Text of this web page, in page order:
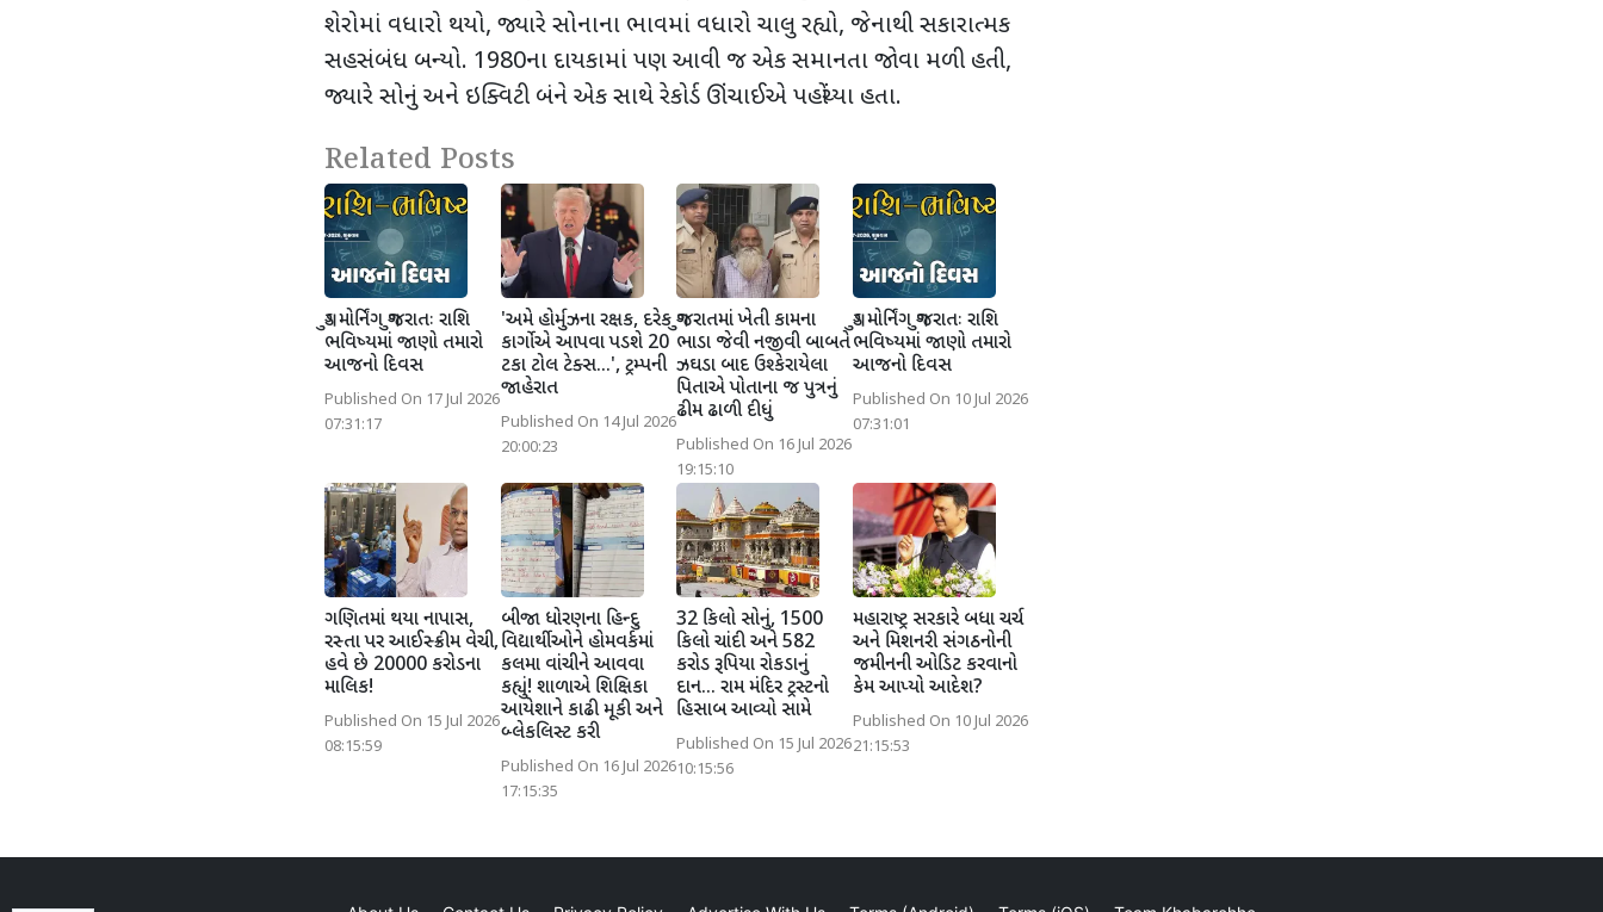
શેરોમાં વધારો થયો, જ્યારે સોનાના ભાવમાં વધારો ચાલુ રહ્યો, જેનાથી સકારાત્મક
સહસંબંધ બન્યો. 1980ના દાયકામાં પણ આવી જ એક સમાનતા જોવા મળી હતી,
જ્યારે સોનું અને ઇક્વિટી બંને એક સાથે રેકોર્ડ ઊંચાઈએ પહોંચ્યા હતા.
Related Posts
ગુડ મોર્નિંગ ગુજરાતઃ રાશિ
ભવિષ્યમાં જાણો તમારો
આજનો દિવસ
Published On 17 Jul 2026
07:31:17
'અમે હોર્મુઝના રક્ષક, દરેક
કાર્ગોએ આપવા પડશે 20
ટકા ટોલ ટેક્સ...', ટ્રમ્પની
જાહેરાત
Published On 14 Jul 2026
20:00:23
ગુજરાતમાં ખેતી કામના
ભાડા જેવી નજીવી બાબતે
ઝઘડા બાદ ઉશ્કેરાયેલા
પિતાએ પોતાના જ પુત્રનું
ઢીમ ઢાળી દીધું
Published On 16 Jul 2026
19:15:10
ગુડ મોર્નિંગ ગુજરાતઃ રાશિ
ભવિષ્યમાં જાણો તમારો
આજનો દિવસ
Published On 10 Jul 2026
07:31:01
ગણિતમાં થયા નાપાસ,
રસ્તા પર આઈસ્ક્રીમ વેચી,
હવે છે 20000 કરોડના
માલિક!
Published On 15 Jul 2026
08:15:59
બીજા ધોરણના હિન્દુ
વિદ્યાર્થીઓને હોમવર્કમાં
કલમા વાંચીને આવવા
કહ્યું! શાળાએ શિક્ષિકા
આયેશાને કાઢી મૂકી અને
બ્લેકલિસ્ટ કરી
Published On 16 Jul 2026
17:15:35
32 કિલો સોનું, 1500
કિલો ચાંદી અને 582
કરોડ રૂપિયા રોકડાનું
દાન... રામ મંદિર ટ્રસ્ટનો
હિસાબ આવ્યો સામે
Published On 15 Jul 2026
10:15:56
મહારાષ્ટ્ર સરકારે બધા ચર્ચ
અને મિશનરી સંગઠનોની
જમીનની ઓડિટ કરવાનો
કેમ આપ્યો આદેશ?
Published On 10 Jul 2026
21:15:53